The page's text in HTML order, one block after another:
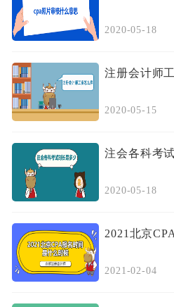
融界黄金职业资质！
2020-05-18
注册会计师
2020-05-15
注会各科考
2020-05-18
2021北京
2021-02-04